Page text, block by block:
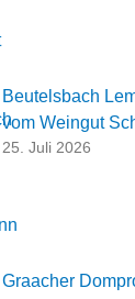
Beutelsbach
vom Weingut
25. Juli 2026
Graacher